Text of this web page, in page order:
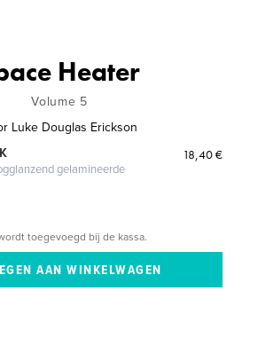
Heater
Volume 5
Luke Douglas Erickson
gelamineerde
18,40 €
toegevoegd bij de kassa.